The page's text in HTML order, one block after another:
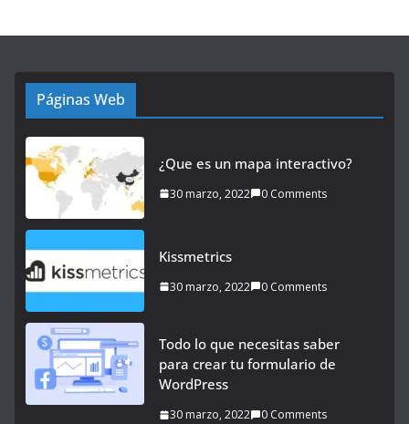
Páginas Web
¿Que es un mapa interactivo?
30 marzo, 2022 0 Comments
Kissmetrics
30 marzo, 2022 0 Comments
Todo lo que necesitas saber
para crear tu formulario de
WordPress
30 marzo, 2022 0 Comments